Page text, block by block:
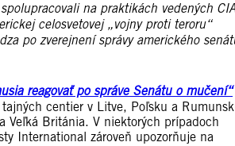
na praktikách vedených
celosvetovej „vojny proti teroru“
po zverejnení správy amerického
reagovať po správe Senátu o mučení“
centier v Litve, Poľsku a
Veľká Británia. V niektorých prípadoch
International zároveň upozorňuje na